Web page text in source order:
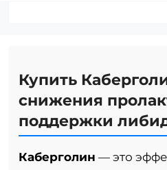
Купить
снижения
поддержки
Каберголин — это